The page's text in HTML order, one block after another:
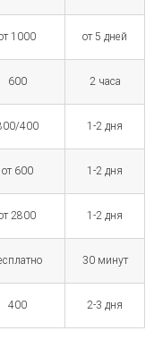
1000 от 5 дней
600 2 часа
400 1-2 дня
от 600 1-2 дня
2800 1-2 дня
30 минут
400 2-3 дня